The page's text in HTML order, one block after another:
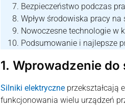
Bezpieczeństwo podczas
Wpływ środowiska pracy
Nowoczesne technologie w
Podsumowanie i najlepsze
1. Wprowadzenie
Silniki elektryczne przekształcają
funkcjonowania wielu urządzeń